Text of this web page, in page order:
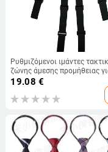
Ρυθμιζόμενοι ιμάντες
ζώνης άμεσης προμήθειας
διασυνοριακή χρήση, ιμάντες
ζώνης εργασίας, ιμάντες
εργασίας
19.08 €